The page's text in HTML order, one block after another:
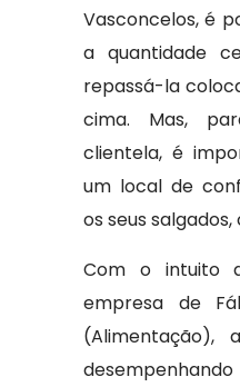
Vasconcelos, é
a quantidade
repassá-la
cima. Mas,
clientela, é
um local de
os seus
Com o intuito
empresa de
(Alimentação),